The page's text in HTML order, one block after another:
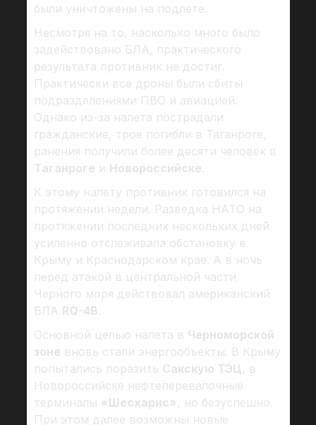
были уничтожены на подлете.
Несмотря на то, насколько много было
задействовано БЛА, практического
результата противник не достиг.
Практически все дроны были сбиты
подразделениями ПВО и авиацией.
Однако из-за налета пострадали
гражданские, трое погибли в Таганроге,
ранения получили более десяти человек в
Таганроге и Новороссийске.
К этому налету противник готовился на
протяжении недели. Разведка НАТО на
протяжении последних нескольких дней
усиленно отслеживала обстановку в
Крыму и Краснодарском крае. А в ночь
перед атакой в центральной части
Черного моря действовал американский
БЛА RQ-4B.
Основной целью налета в Черноморской
зоне вновь стали энергообъекты. В Крыму
попытались поразить Сакскую ТЭЦ, в
Новороссийске нефтеперевалочные
терминалы «Шесхарис» , но безуспешно.
При этом далее возможны новые